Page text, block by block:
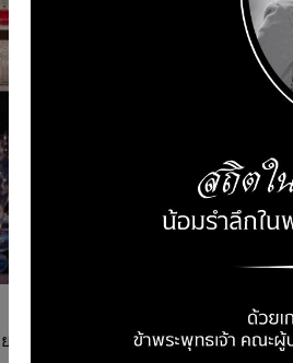
ยกได้ว่าเป็นงานการกุศลเฉลิมฉลองค